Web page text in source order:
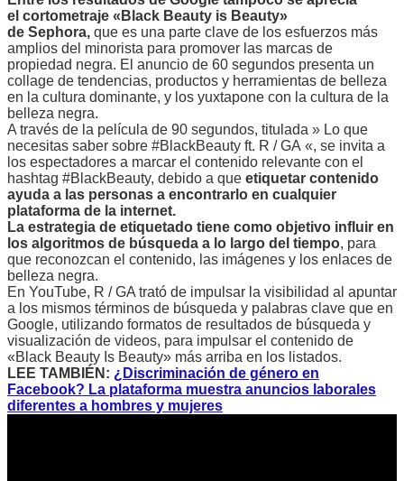
el cortometraje «Black Beauty is Beauty»
de Sephora, que es una parte clave de los esfuerzos más
amplios del minorista para promover las marcas de
propiedad negra. El anuncio de 60 segundos presenta un
collage de tendencias, productos y herramientas de belleza
en la cultura dominante, y los yuxtapone con la cultura de la
belleza negra.
A través de la película de 90 segundos, titulada » Lo que
necesitas saber sobre #BlackBeauty ft. R / GA «, se invita a
los espectadores a marcar el contenido relevante con el
hashtag #BlackBeauty, debido a que etiquetar contenido
ayuda a las personas a encontrarlo en cualquier
plataforma de la internet.
La estrategia de etiquetado tiene como objetivo influir en
los algoritmos de búsqueda a lo largo del tiempo, para
que reconozcan el contenido, las imágenes y los enlaces de
belleza negra.
En YouTube, R / GA trató de impulsar la visibilidad al apuntar
a los mismos términos de búsqueda y palabras clave que en
Google, utilizando formatos de resultados de búsqueda y
visualización de videos, para impulsar el contenido de
«Black Beauty Is Beauty» más arriba en los listados.
LEE TAMBIÉN: ¿Discriminación de género en
Facebook? La plataforma muestra anuncios laborales
diferentes a hombres y mujeres